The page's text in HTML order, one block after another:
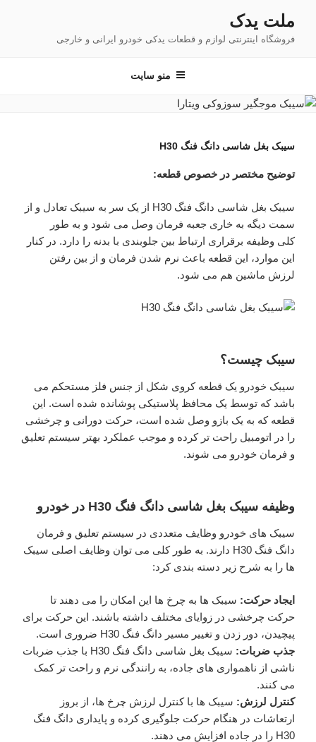
محتوا
ملت یدک
فروشگاه اینترنتی لوازم و قطعات یدکی خودرو ایرانی و خارجی
منو سایت
سیبک بغل شاسی دانگ فنگ H30
توضیح مختصر در خصوص قطعه:
سیبک بغل شاسی دانگ فنگ H30 از یک سر به سیبک تعادل و از
سمت دیگه به خاری جعبه فرمان وصل می شود و به طور
کلی وظیفه برقراری ارتباط بین جلوبندی با بدنه را دارد. در کنار
این موارد، این قطعه باعث نرم شدن فرمان و از بین رفتن
لرزش ماشین هم می شود.
سیبک چیست؟
سیبک خودرو یک قطعه کروی شکل از جنس فلز مستحکم می
باشد که توسط یک محافظ پلاستیکی پوشانده شده است. این
قطعه که به یک بازو وصل شده است، حرکت دورانی و چرخشی
را در اتومبیل راحت تر کرده و موجب عملکرد بهتر سیستم تعلیق
و فرمان خودرو می شوند.
وظیفه سیبک بغل شاسی دانگ فنگ H30 در خودرو
سیبک ‌های خودرو وظایف متعددی در سیستم تعلیق و فرمان
دانگ فنگ H30 دارند. به طور کلی می ‌توان وظایف اصلی سیبک
‌ها را به شرح زیر دسته بندی کرد:
ایجاد حرکت: سیبک ‌ها به چرخ‌ ها این امکان را می دهند تا
حرکت چرخشی در زوایای مختلف داشته باشند. این حرکت برای
پیچیدن، دور زدن و تغییر مسیر دانگ فنگ H30 ضروری است.
جذب ضربات:
سیبک بغل شاسی دانگ فنگ H30 با جذب ضربات
ناشی از ناهمواری ‌های جاده، به رانندگی نرم و راحت ‌تر کمک
می ‌کنند.
کنترل لرزش: سیبک‌ ها با کنترل لرزش چرخ ‌ها، از بروز
ارتعاشات در هنگام حرکت جلوگیری کرده و پایداری دانگ فنگ
H30 را در جاده افزایش می‌ دهند.